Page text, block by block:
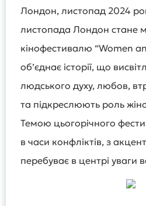
Лондон, листопад 2024
листопада Лондон стане
кінофестивалю “Women
об’єднає історії, що
людського духу, любов,
та підкреслюють роль
Темою цьогорічного
в часи конфліктів, з
перебуває в центрі уваги